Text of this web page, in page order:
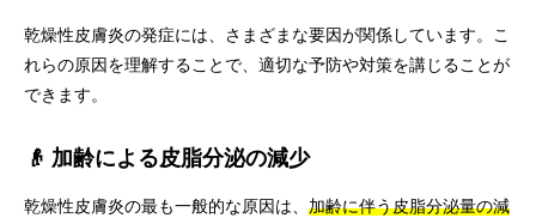
乾燥性皮膚炎の発症には、さまざまな要因が関係しています。こ
れらの原因を理解することで、適切な予防や対策を講じることが
できます。
👴 加齢による皮脂分泌の減少
乾燥性皮膚炎の最も一般的な原因は、 加齢に伴う皮脂分泌量の減